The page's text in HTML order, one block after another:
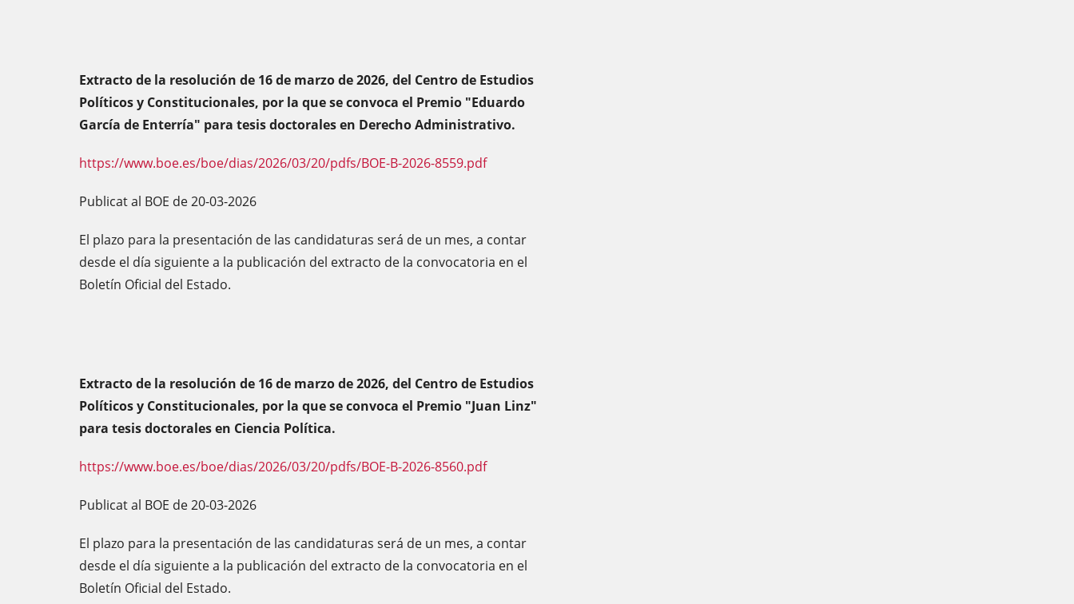
Extracto de la resolución de 16 de marzo de 2026, del Centro de Estudios
Políticos y Constitucionales, por la que se convoca el Premio "Eduardo
García de Enterría" para tesis doctorales en Derecho Administrativo.
https://www.boe.es/boe/dias/2026/03/20/pdfs/BOE-B-2026-8559.pdf
Publicat al BOE de 20-03-2026
El plazo para la presentación de las candidaturas será de un mes, a contar
desde el día siguiente a la publicación del extracto de la convocatoria en el
Boletín Oficial del Estado.
Extracto de la resolución de 16 de marzo de 2026, del Centro de Estudios
Políticos y Constitucionales, por la que se convoca el Premio "Juan Linz"
para tesis doctorales en Ciencia Política.
https://www.boe.es/boe/dias/2026/03/20/pdfs/BOE-B-2026-8560.pdf
Publicat al BOE de 20-03-2026
El plazo para la presentación de las candidaturas será de un mes, a contar
desde el día siguiente a la publicación del extracto de la convocatoria en el
Boletín Oficial del Estado.